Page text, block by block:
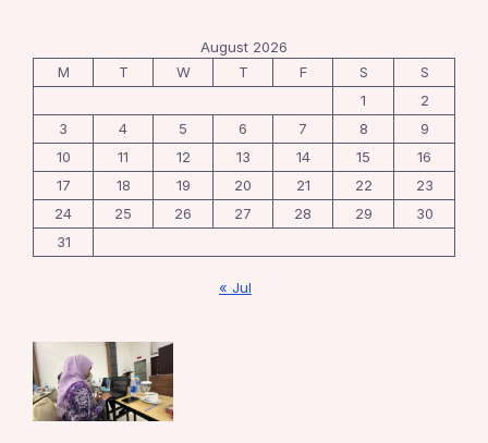
August 2026
M
T W T F S
S
1
2
3
4 5 6 7 8
9
10
11 12 13 14 15
16
17
18 19 20 21 22
23
24
25 26 27 28 29
30
31
« Jul